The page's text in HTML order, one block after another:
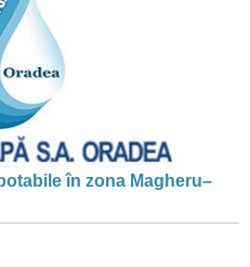
în zona Magheru–